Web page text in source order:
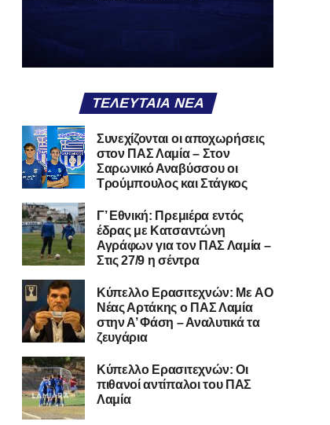
ΤΕΛΕΥΤΑΊΑ ΝΈΑ
Συνεχίζονται οι αποχωρήσεις
στον ΠΑΣ Λαμία – Στον
Σαρωνικό Αναβύσσου οι
Τρούμπουλος και Στάγκος
Γ’ Εθνική: Πρεμιέρα εντός
έδρας με Κατσαντώνη
Αγράφων για τον ΠΑΣ Λαμία –
Στις 27/9 η σέντρα
Kύπελλο Ερασιτεχνών: Με AO
Nέας Αρτάκης ο ΠΑΣ Λαμία
στην Α’ Φάση – Αναλυτικά τα
ζευγάρια
Κύπελλο Ερασιτεχνών: Οι
πιθανοί αντίπαλοι του ΠΑΣ
Λαμία